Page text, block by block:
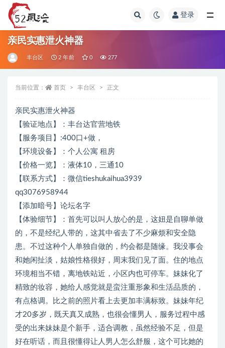
登录
亲民实惠泄火神器
丰台区 2 年前 0 277
当前位置： 首页 丰台区 正文
亲民实惠泄火神器
【验证地点】：丰台达官营地铁
【服务项目】:400口+做，
【环境设备】：个人公寓 租房
【价格一览】：液体10，三通10
【联系方式】：微信tieshukaihua3939
qq3076958944
【添加暗号】论坛名字
【体验细节】：首先可以叫人放心的是，这妞是自聊单做
的，不是经纪人带的，这其中省去了不少麻烦和安全隐
患。不过这种个人单独自做的，约会都是随缘。我没事会
和她闲扯淡，姑娘性格很好，周末我们见了面。住的地点
环境相当不错，离地铁站近，小区内也可停车。妹妹化了
精致的妆容，她给人感觉就是蛮注重形象和生活品质的，
有点格调。比之前的照片看上去更加丰满标致。妹妹年纪
才20多岁，既天真又成熟，也很会懂男人，服务过程中感
受的出来妹妹是个新手，适合调教，虽然经验不足，但是
好在听话，而且很懂得让人男人怎么舒服，这个可比她的